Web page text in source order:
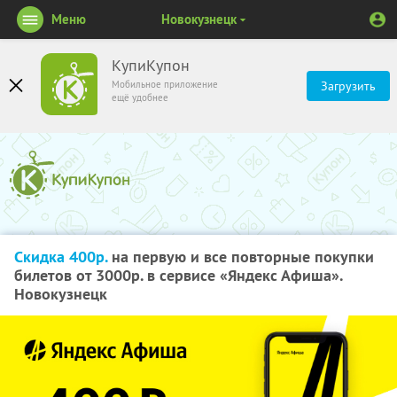
КупиКупон
Мобильное приложение
ещё удобнее
Загрузить
Меню Новокузнецк
Скидка 400р.на первую и все повторные покупки
билетов от 3000р. в сервисе «Яндекс Афиша».
Новокузнецк